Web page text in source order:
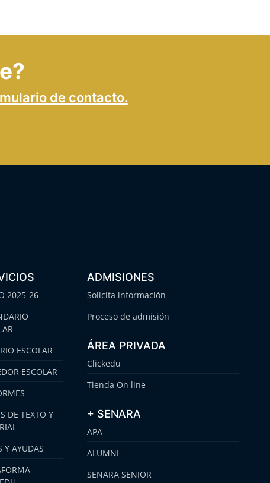
de contacto.
2025-26
ESCOLAR
ESCOLAR
DE TEXTO Y
Y AYUDAS
ADMISIONES
Solicita información
Proceso de admisión
ÁREA PRIVADA
Clickedu
Tienda On line
+ SENARA
APA
ALUMNI
SENARA SENIOR